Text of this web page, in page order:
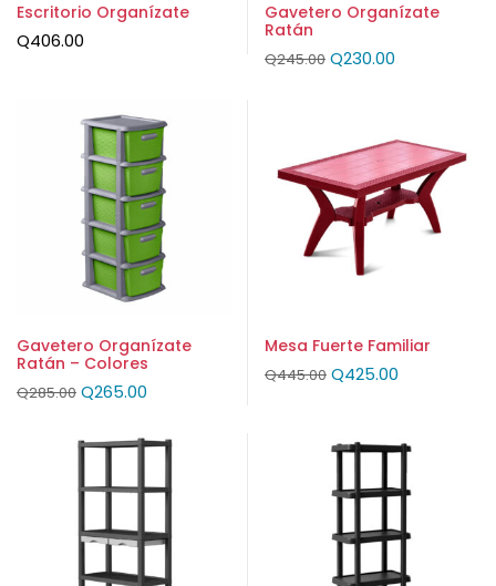
Escritorio Organízate
Q406.00
Gavetero Organízate
Ratán
Q245.00 Q230.00
Gavetero Organízate
Ratán – Colores
Q285.00 Q265.00
Mesa Fuerte Familiar
Q445.00 Q425.00